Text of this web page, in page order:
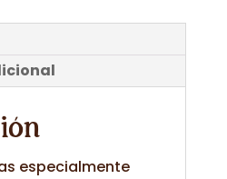
especialmente